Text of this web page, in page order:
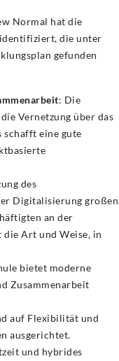
Normal hat die
die unter
gefunden
: Die
Vernetzung über das
schafft eine gute
des
Digitalisierung großen
an der
die Art und Weise, in
bietet moderne
Zusammenarbeit
auf Flexibilität und
ausgerichtet.
und hybrides